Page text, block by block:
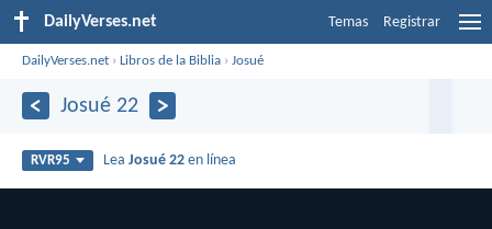
DailyVerses.net Temas Registrar
DailyVerses.net ›Libros de la Biblia ›Josué
Josué 22
RVR95 LeaJosué 22 en línea